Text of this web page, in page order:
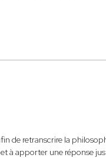
de retranscrire la
à apporter une réponse